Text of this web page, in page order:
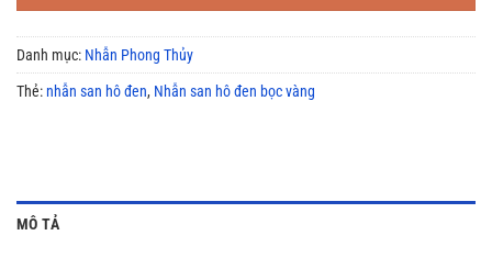
Danh mục: Nhẫn Phong Thủy
Thẻ: nhẫn san hô đen, Nhẫn san hô đen bọc vàng
MÔ TẢ